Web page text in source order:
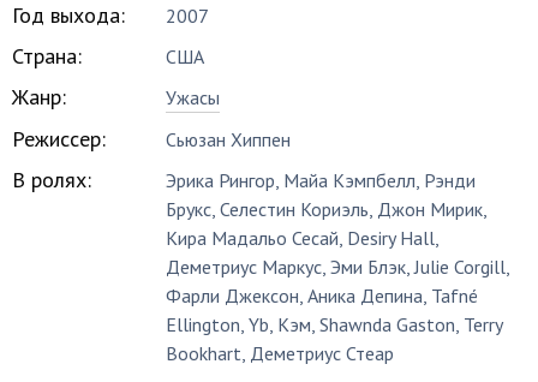
Год выхода: 2007
Страна: США
Жанр: Ужасы
Режиссер: Сьюзан Хиппен
В ролях: Эрика Рингор, Майа Кэмпбелл, Рэнди
Брукс,Селестин Кориэль, Джон Мирик,
Кира Мадальо Сесай, Desiry Hall,
Деметриус Маркус,Эми Блэк,Julie Corgill,
Фарли Джексон,Аника Депина, Tafné
Ellington,Yb, Кэм,Shawnda Gaston, Terry
Bookhart, Деметриус Стеар